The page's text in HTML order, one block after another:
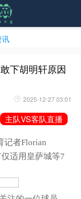
讯
下胡明轩原因
2025-12-27 03:01
主队VS客队直播
记者Florian
适用皇萨城等7